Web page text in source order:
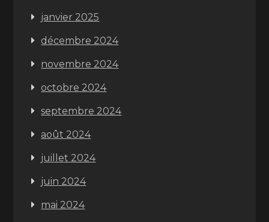
janvier 2025
décembre 2024
novembre 2024
octobre 2024
septembre 2024
août 2024
juillet 2024
juin 2024
mai 2024